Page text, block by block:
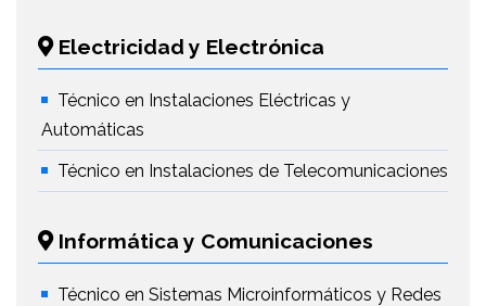
Electricidad y Electrónica
Técnico en Instalaciones Eléctricas y
Automáticas
Técnico en Instalaciones de Telecomunicaciones
Informática y Comunicaciones
Técnico en Sistemas Microinformáticos y Redes